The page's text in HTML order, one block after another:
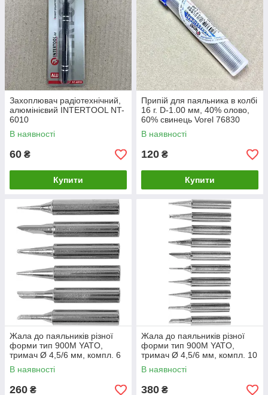
Захоплювач радіотехнічний,
алюмінієвий INTERTOOL NT-
6010
В наявності
60 ₴
Купити
Припій для паяльника в колбі
16 г. D-1.00 мм, 40% олово,
60% свинець Vorel 76830
В наявності
120 ₴
Купити
Жала до паяльників різної
форми тип 900М YATO,
тримач Ø 4,5/6 мм, компл. 6
шт YT-82525
В наявності
260 ₴
Жала до паяльників різної
форми тип 900М YATO,
тримач Ø 4,5/6 мм, компл. 10
шт YT-82526
В наявності
380 ₴